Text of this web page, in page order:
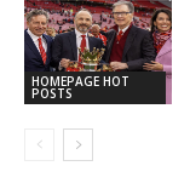
HOMEPAGE HOT
POSTS